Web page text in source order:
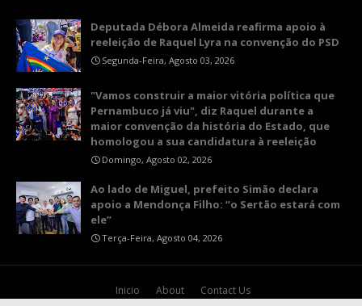
Deputada Débora Almeida reafirma apoio à
reeleição de Raquel Lyra na convenção do PSD
Segunda-Feira, Agosto 03, 2026
"Vamos construir a maior vitória política que
Pernambuco já viu", diz Raquel durante a
maior convenção da história do Estado, que
homologou a sua candidatura à reeleição
Domingo, Agosto 02, 2026
Ao lado de Miguel, prefeito Simão declara
apoio a Mendonça Filho: “o Sertão estará com
ele”
Terça-Feira, Agosto 04, 2026
Inicio About Contact Us